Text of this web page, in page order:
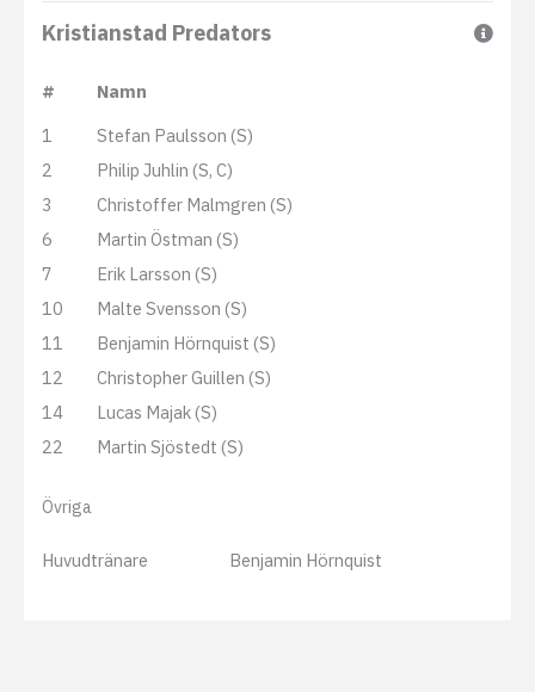
Kristianstad Predators
#
Namn
1
Stefan Paulsson (S)
2
Philip Juhlin (S, C)
3
Christoffer Malmgren (S)
6
Martin Östman (S)
7
Erik Larsson (S)
10
Malte Svensson (S)
11
Benjamin Hörnquist (S)
12
Christopher Guillen (S)
14
Lucas Majak (S)
22
Martin Sjöstedt (S)
Övriga
Huvudtränare Benjamin Hörnquist